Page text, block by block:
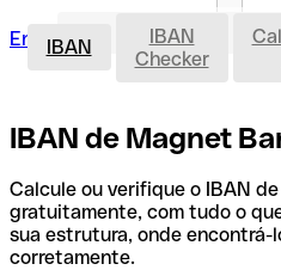
Entrar Abrir uma conta
IBAN
IBAN
Checker
IBAN de Magnet
Calcule ou verifique o IBAN
gratuitamente, com tudo o
sua estrutura, onde encontrá-
corretamente.